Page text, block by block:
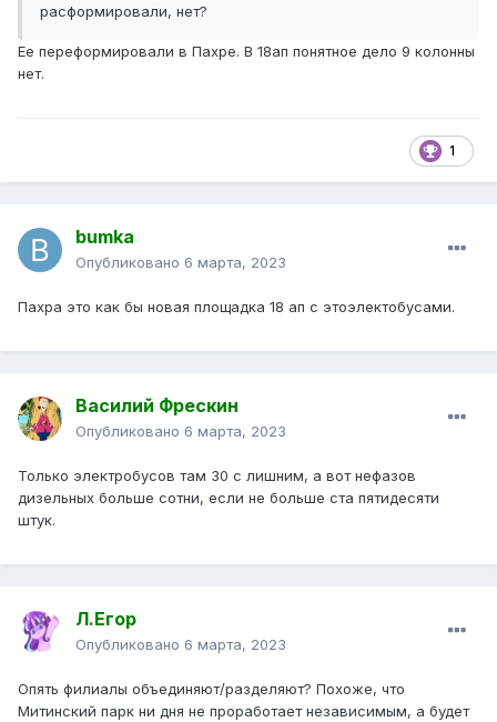
расформировали, нет?
Ее переформировали в Пахре. В 18ап понятное дело 9 колонны
нет.
1
bumka
Опубликовано 6 марта, 2023
Пахра это как бы новая площадка 18 ап с этоэлектобусами.
Василий Фрескин
Опубликовано 6 марта, 2023
Только электробусов там 30 с лишним, а вот нефазов
дизельных больше сотни, если не больше ста пятидесяти
штук.
Л.Егор
Опубликовано 6 марта, 2023
Опять филиалы объединяют/разделяют? Похоже, что
Митинский парк ни дня не проработает независимым, а будет